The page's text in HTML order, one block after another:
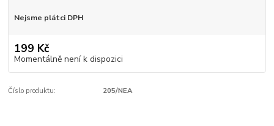
Nejsme plátci DPH
199 Kč
Momentálně není k dispozici
Číslo produktu: 205/NEA